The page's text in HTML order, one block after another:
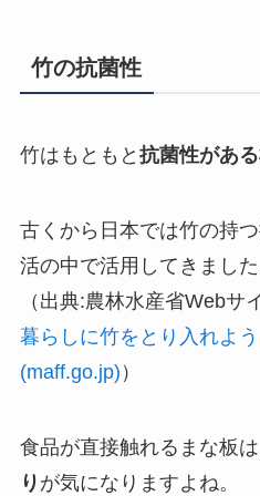
竹の抗菌性
竹はもともと 抗菌性があ
古くから日本では竹の持
活の中で活用してきました
（出典:農林水産省Webサ
暮らしに竹をとり入れよ
(maff.go.jp) ）
食品が直接触れるまな板は
り が気になりますよね。